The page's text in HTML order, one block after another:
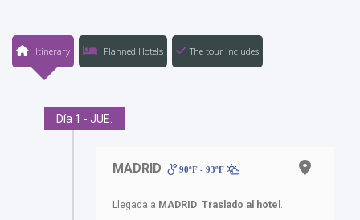
Itinerary Planned Hotels The tour includes
Día 1 - JUE.
MADRID 90ºF - 93ºF
Llegada a MADRID. Traslado al hotel .